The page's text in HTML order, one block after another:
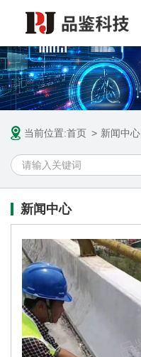
当前位置:首页 新闻中心
新闻中心